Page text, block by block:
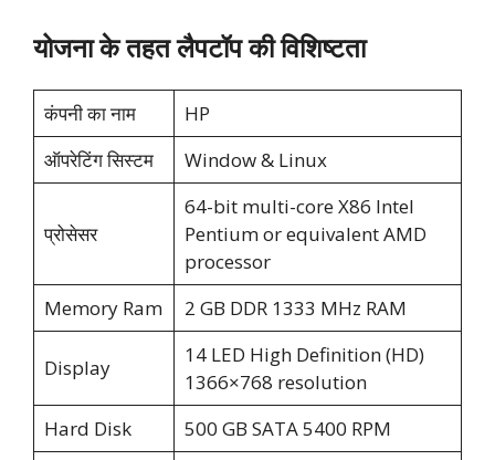
योजना के तहत लैपटॉप की विशिष्टता
कंपनी का नाम
HP
ऑपरेटिंग सिस्टम
Window & Linux
प्रोसेसर
64-bit multi-core X86 Intel
Pentium or equivalent AMD
processor
Memory Ram
2 GB DDR 1333 MHz RAM
Display
14 LED High Definition (HD)
1366×768 resolution
Hard Disk
500 GB SATA 5400 RPM